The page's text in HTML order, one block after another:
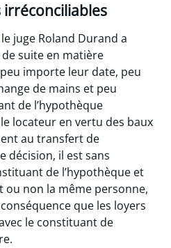
irréconciliables
juge Roland Durand a
suite en matière
importe leur date, peu
de mains et peu
de l’hypothèque
locateur en vertu des baux
au transfert de
décision, il est sans
de l’hypothèque et
ou non la même personne,
que les loyers
le constituant de